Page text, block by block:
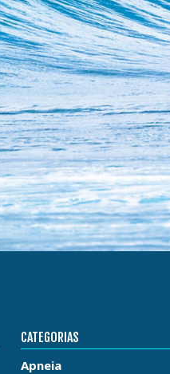
CATEGORIAS
Apneia